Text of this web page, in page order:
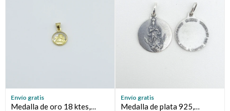
Envío gratis
Medalla de oro 18 ktes,
Envío gratis
Medalla de plata 925,